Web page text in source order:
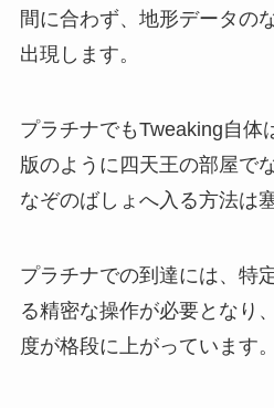
間に合わず、地形データの
出現します。
プラチナでもTweaking自体
版のように四天王の部屋で
なぞのばしょへ入る方法は
プラチナでの到達には、特
る精密な操作が必要となり
度が格段に上がっています。